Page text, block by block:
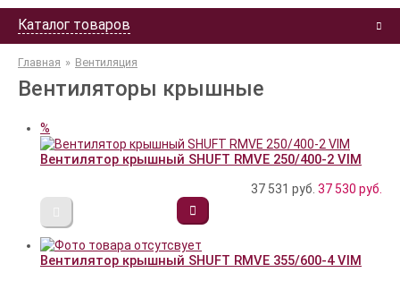
Каталог товаров
Главная » Вентиляция
Вентиляторы крышные
%
Вентилятор крышный SHUFT RMVE 250/400-2 VIM
37 531 руб. 37 530 руб.
Вентилятор крышный SHUFT RMVE 355/600-4 VIM